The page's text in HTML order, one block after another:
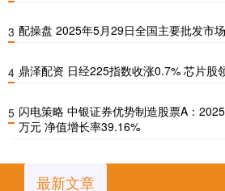
3 配操盘 2025年5月29日全国主要批发市
4 鼎泽配资 日经225指数收涨0.7% 芯片股
5 闪电策略 中银证券优势制造股票A：
万元 净值增长率39.16%
最新文章